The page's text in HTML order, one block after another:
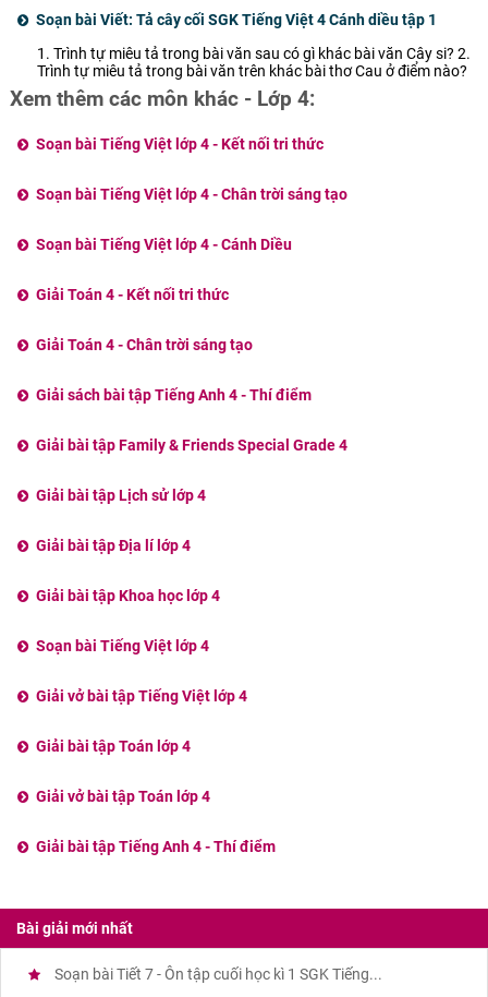
Soạn bài Viết: Tả cây cối SGK Tiếng Việt 4 Cánh diều tập 1
1. Trình tự miêu tả trong bài văn sau có gì khác bài văn Cây si? 2.
Trình tự miêu tả trong bài văn trên khác bài thơ Cau ở điểm nào?
Xem thêm các môn khác - Lớp 4:
Soạn bài Tiếng Việt lớp 4 - Kết nối tri thức
Soạn bài Tiếng Việt lớp 4 - Chân trời sáng tạo
Soạn bài Tiếng Việt lớp 4 - Cánh Diều
Giải Toán 4 - Kết nối tri thức
Giải Toán 4 - Chân trời sáng tạo
Giải sách bài tập Tiếng Anh 4 - Thí điểm
Giải bài tập Family & Friends Special Grade 4
Giải bài tập Lịch sử lớp 4
Giải bài tập Địa lí lớp 4
Giải bài tập Khoa học lớp 4
Soạn bài Tiếng Việt lớp 4
Giải vở bài tập Tiếng Việt lớp 4
Giải bài tập Toán lớp 4
Giải vở bài tập Toán lớp 4
Giải bài tập Tiếng Anh 4 - Thí điểm
Bài giải mới nhất
Soạn bài Tiết 7 - Ôn tập cuối học kì 1 SGK Tiếng...